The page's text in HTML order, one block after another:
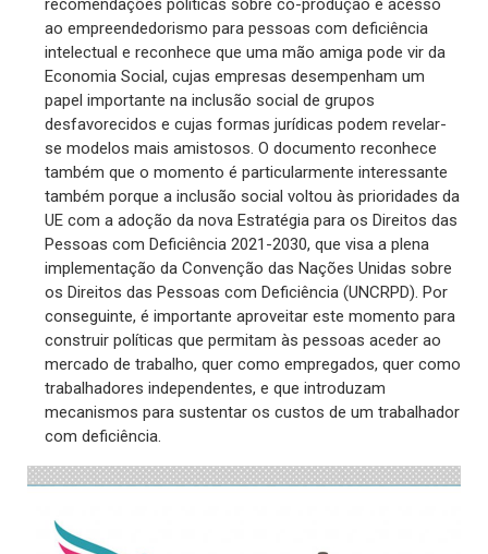
recomendações políticas sobre co-produção e acesso
ao empreendedorismo para pessoas com deficiência
intelectual e reconhece que uma mão amiga pode vir da
Economia Social, cujas empresas desempenham um
papel importante na inclusão social de grupos
desfavorecidos e cujas formas jurídicas podem revelar-
se modelos mais amistosos. O documento reconhece
também que o momento é particularmente interessante
também porque a inclusão social voltou às prioridades da
UE com a adoção da nova Estratégia para os Direitos das
Pessoas com Deficiência 2021-2030, que visa a plena
implementação da Convenção das Nações Unidas sobre
os Direitos das Pessoas com Deficiência (UNCRPD). Por
conseguinte, é importante aproveitar este momento para
construir políticas que permitam às pessoas aceder ao
mercado de trabalho, quer como empregados, quer como
trabalhadores independentes, e que introduzam
mecanismos para sustentar os custos de um trabalhador
com deficiência.